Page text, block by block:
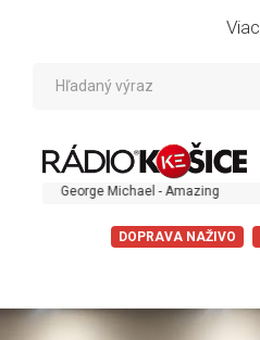
Viac
Michael - Amazing
DOPRAVA NAŽIVO